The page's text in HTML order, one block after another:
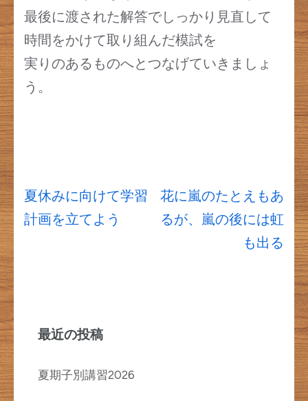
最後に渡された解答でしっかり見直して
時間をかけて取り組んだ模試を
実りのあるものへとつなげていきましょ
う。
投
稿
シ
ン
夏休みに向けて学習
計画を立てよう
花に嵐のたとえもあ
るが、嵐の後には虹
も出る
最近の投稿
夏期子別講習2026